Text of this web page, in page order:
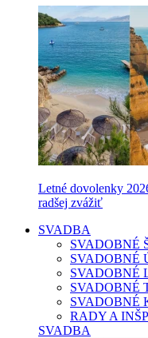
Letné dovolenky
radšej zvážiť
SVADBA
SVADOBNÉ
SVADOBNÉ
SVADOBNÉ
SVADOBNÉ
SVADOBNÉ
RADY A
SVADBA